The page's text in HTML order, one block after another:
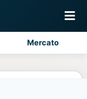
Mercato